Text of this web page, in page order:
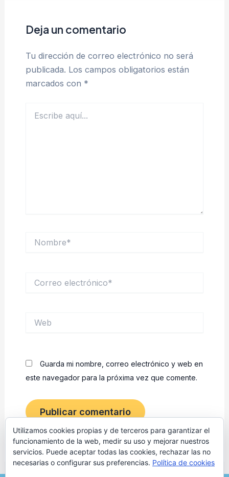
Deja un comentario
Tu dirección de correo electrónico no será
publicada. Los campos obligatorios están
marcados con *
aquí...
electrónico*
Guarda mi nombre, correo electrónico y web en
este navegador para la próxima vez que comente.
Utilizamos cookies propias y de terceros para garantizar el
funcionamiento de la web, medir su uso y mejorar nuestros
servicios. Puede aceptar todas las cookies, rechazar las no
necesarias o configurar sus preferencias. Política de cookies